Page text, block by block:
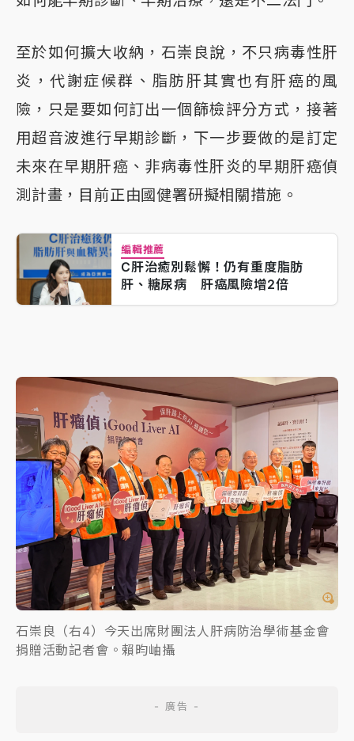
至於如何擴大收納，石崇良說，不只病毒性肝
炎，代謝症候群、脂肪肝其實也有肝癌的風
險，只是要如何訂出一個篩檢評分方式，接著
用超音波進行早期診斷，下一步要做的是訂定
未來在早期肝癌、非病毒性肝炎的早期肝癌偵
測計畫，目前正由國健署研擬相關措施。
編輯推薦
C肝治癒別鬆懈！仍有重度脂肪
肝、糖尿病 肝癌風險增2倍
石崇良（右4）今天出席財團法人肝病防治學術基金會
捐贈活動記者會。賴昀岫攝